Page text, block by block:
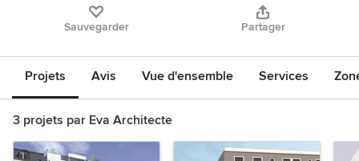
Sauvegarder Partager
Projets Avis Vue d'ensemble Services
3 projets par Eva Architecte